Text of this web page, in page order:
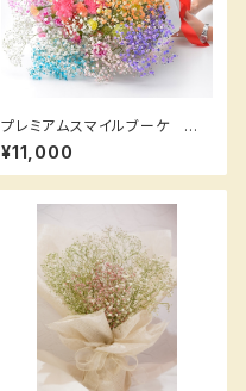
プレミアムスマイルブーケ 鮮
やかなカーネーション と【ロマ
ンチックかすみ草】たっぷりのセ
ット！
¥11,000